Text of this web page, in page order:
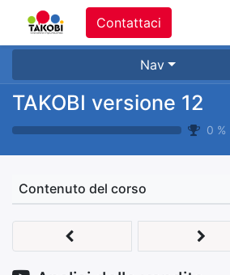
Contattaci
Nav
TAKOBI versione 12
0 %
Contenuto del corso